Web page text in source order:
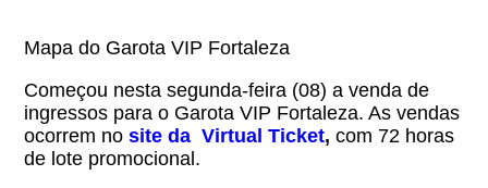
Mapa do Garota VIP Fortaleza
Começou nesta segunda-feira (08) a venda de
ingressos para o Garota VIP Fortaleza. As vendas
ocorrem nosite da Virtual Ticket, com 72 horas
de lote promocional.